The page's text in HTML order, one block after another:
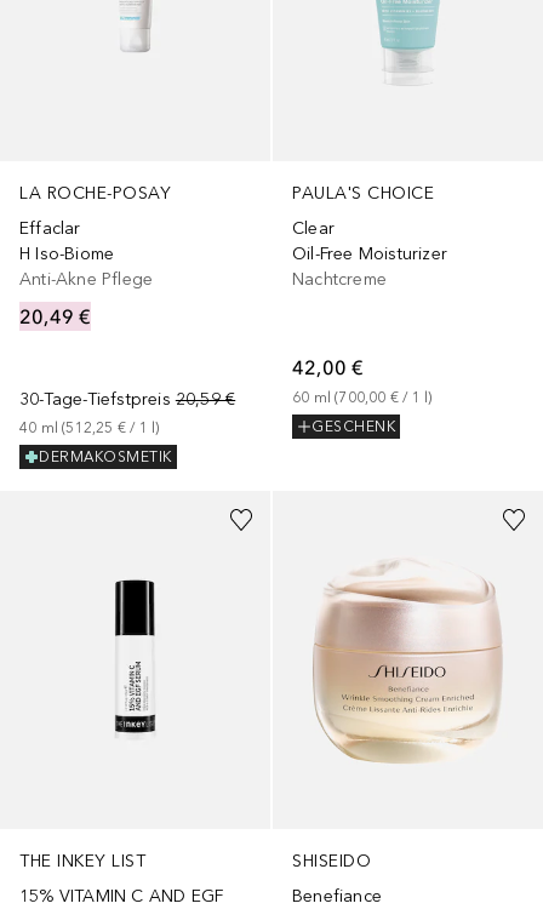
LA ROCHE-POSAY
Effaclar
H Iso-Biome
Anti-Akne Pflege
20,49 €
30-Tage-Tiefstpreis 20,59 €
40 ml (512,25 € / 1 l)
DERMAKOSMETIK
PAULA'S CHOICE
Clear
Oil-Free Moisturizer
Nachtcreme
42,00 €
60 ml (700,00 € / 1 l)
GESCHENK
THE INKEY LIST
15% VITAMIN C AND EGF
SHISEIDO
Benefiance